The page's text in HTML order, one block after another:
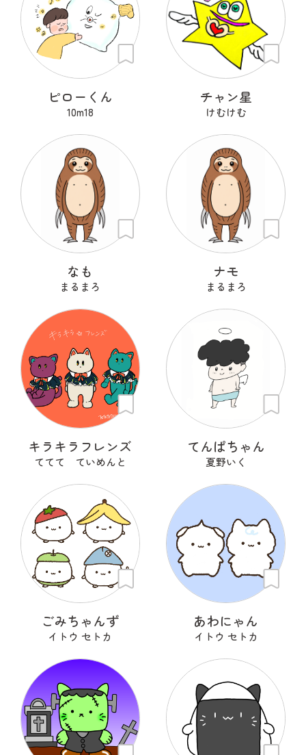
ピローくん
10m18
チャン星
けむけむ
なも
まるまろ
ナモ
まるまろ
キラキラフレンズ
ててて ていめんと
てんぱちゃん
夏野いく
ごみちゃんず
イトウ セトカ
あわにゃん
イトウ セトカ